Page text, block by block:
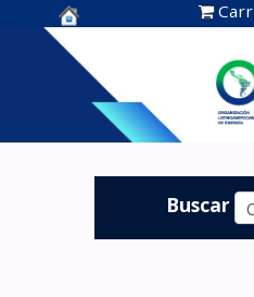
Centro de
Documentación
OLADE -
Buscar